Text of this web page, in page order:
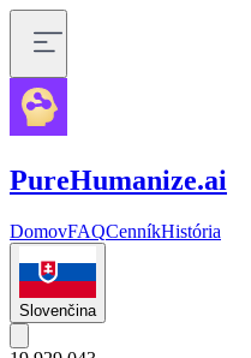
PureHumanize.ai
DomovFAQCenníkHistória
Slovenčina